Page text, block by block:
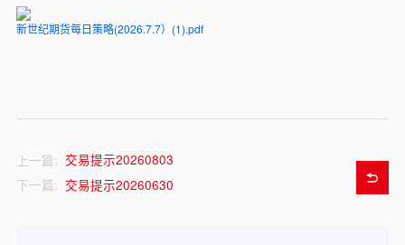
新世纪期货每日策略(2026.7.7）(1).pdf
上一篇: 交易提示20260803
下一篇: 交易提示20260630